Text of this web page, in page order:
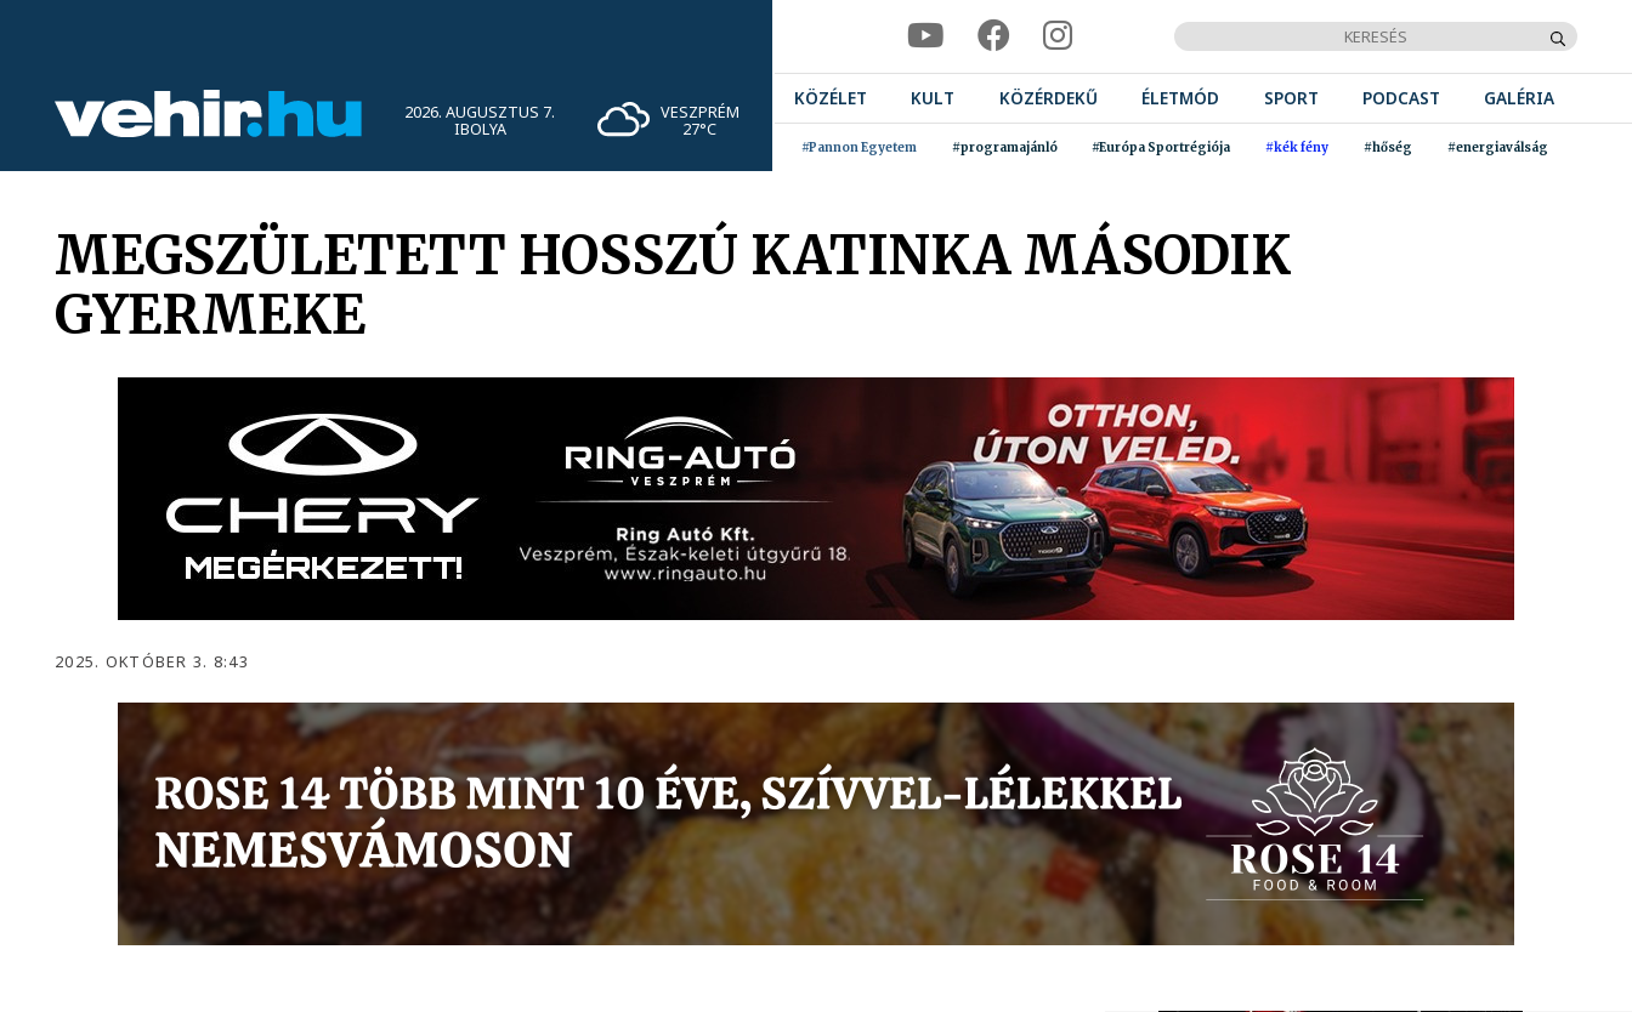
2026. AUGUSZTUS 7.
IBOLYA
VESZPRÉM
27°C
KÖZÉLET KULT KÖZÉRDEKŰ ÉLETMÓD SPORT PODCAST GALÉRIA
#Pannon Egyetem #programajánló #Európa Sportrégiója #kék fény #hőség #energiaválság
MEGSZÜLETETT HOSSZÚ KATINKA MÁSODIK
GYERMEKE
2025. OKTÓBER 3. 8:43